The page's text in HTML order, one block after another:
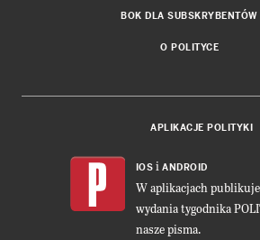
BOK DLA SUBSKRYBENTÓW
O POLITYCE
APLIKACJE POLITYKI
IOS i ANDROID
W aplikacjach
wydania tygodnika
nasze pisma.